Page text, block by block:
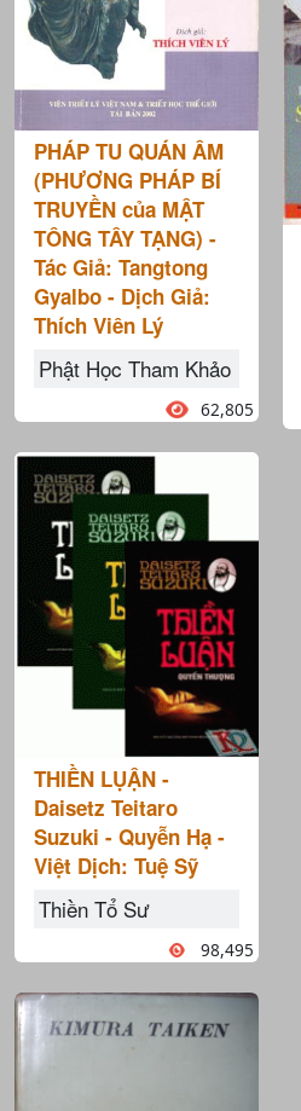
PHÁP TU QUÁN ÂM
(PHƯƠNG PHÁP BÍ
TRUYỀN của MẬT
TÔNG TÂY TẠNG) -
Tác Giả: Tangtong
Gyalbo - Dịch Giả:
Thích Viên Lý
Phật Học Tham Khảo
62,805
THIỀN LỤẬN -
Daisetz Teitaro
Suzuki - Quyễn Hạ -
Việt Dịch: Tuệ Sỹ
Thiền Tổ Sư
98,495